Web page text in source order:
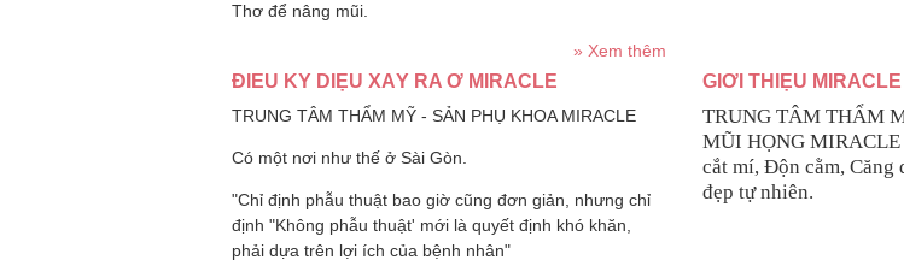
Thơ để nâng mũi.
» Xem thêm
ĐIỀU KỲ DIỆU XẢY RA Ở MIRACLE
TRUNG TÂM THẨM MỸ - SẢN PHỤ KHOA MIRACLE
Có một nơi như thế ở Sài Gòn.
"Chỉ định phẫu thuật bao giờ cũng đơn giản, nhưng chỉ
định "Không phẫu thuật' mới là quyết định khó khăn,
phải dựa trên lợi ích của bệnh nhân"
GIỚI THIỆU MIRACLE
TRUNG TÂM THẨM
MŨI HỌNG MIRACLE
cắt mí, Độn cằm, Căng
đẹp tự nhiên.